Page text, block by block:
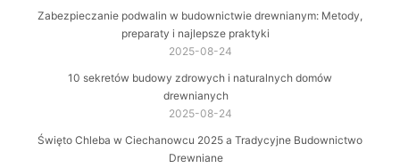
Zabezpieczanie podwalin w budownictwie drewnianym: Metody,
preparaty i najlepsze praktyki
2025-08-24
10 sekretów budowy zdrowych i naturalnych domów
drewnianych
2025-08-24
Święto Chleba w Ciechanowcu 2025 a Tradycyjne Budownictwo
Drewniane